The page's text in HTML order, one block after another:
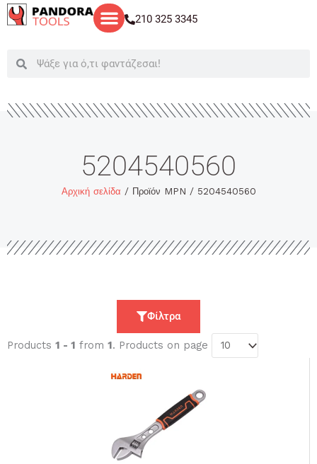
Μετάβαση
στο
210 325 3345
SearchSearch
5204540560
Αρχική σελίδα / Προϊόν MPN / 5204540560
Φίλτρα
Products 1 - 1 from 1. Products on page